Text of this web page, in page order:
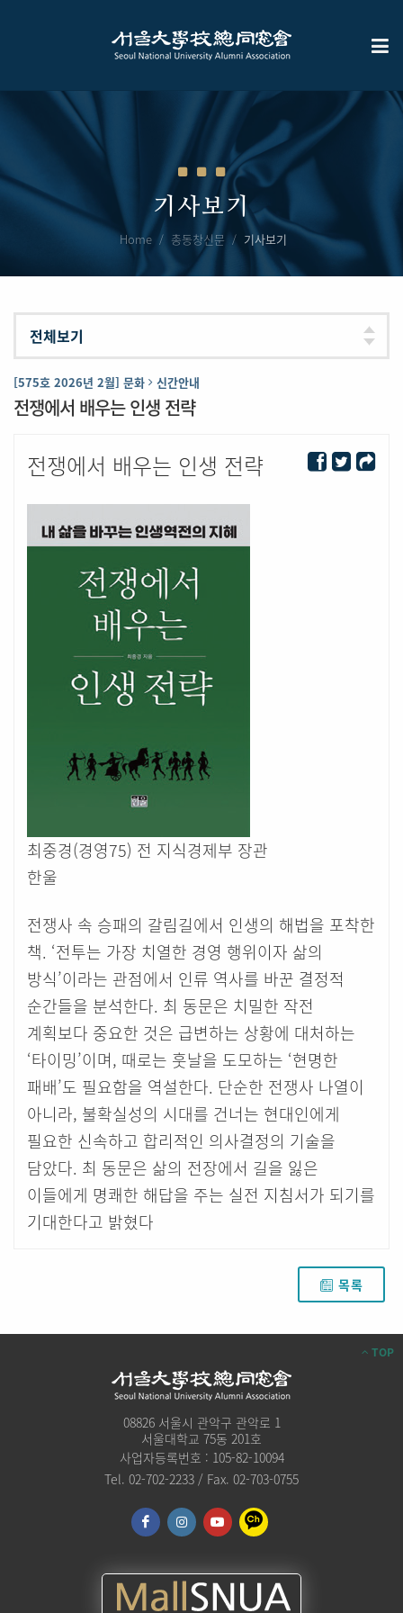
기사보기
Home 총동창신문 기사보기
[575호 2026년 2월] 문화 신간안내
전쟁에서 배우는 인생 전략
전쟁에서 배우는 인생 전략
최중경(경영75) 전 지식경제부 장관
한울
전쟁사 속 승패의 갈림길에서 인생의 해법을 포착한
책. ‘전투는 가장 치열한 경영 행위이자 삶의
방식’이라는 관점에서 인류 역사를 바꾼 결정적
순간들을 분석한다. 최 동문은 치밀한 작전
계획보다 중요한 것은 급변하는 상황에 대처하는
‘타이밍’이며, 때로는 훗날을 도모하는 ‘현명한
패배’도 필요함을 역설한다. 단순한 전쟁사 나열이
아니라, 불확실성의 시대를 건너는 현대인에게
필요한 신속하고 합리적인 의사결정의 기술을
담았다. 최 동문은 삶의 전장에서 길을 잃은
이들에게 명쾌한 해답을 주는 실전 지침서가 되기를
기대한다고 밝혔다
목록
TOP
08826 서울시 관악구 관악로 1
서울대학교 75동 201호
사업자등록번호 : 105-82-10094
Tel. 02-702-2233 / Fax. 02-703-0755